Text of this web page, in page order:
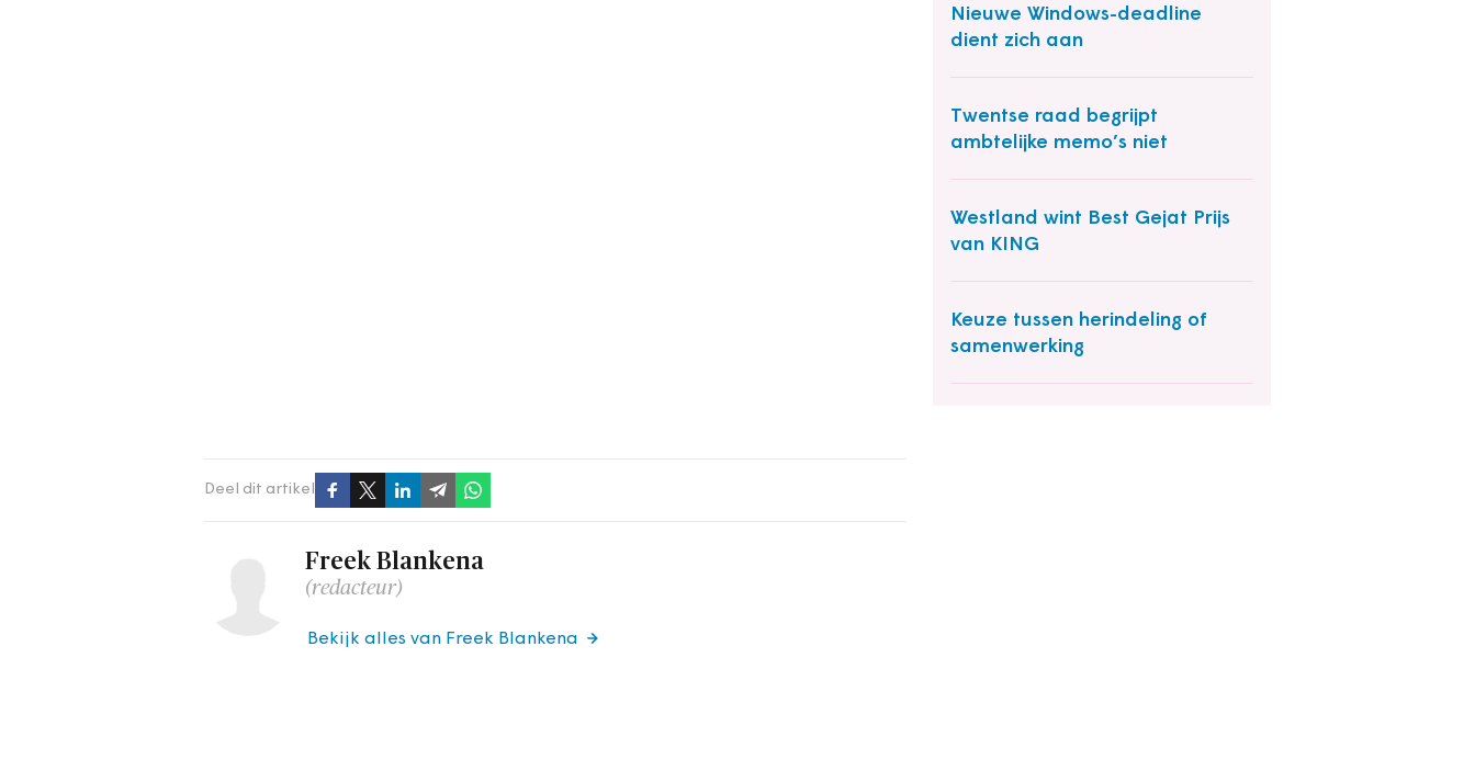
Nieuwe Windows-deadline
dient zich aan
Twentse raad begrijpt
ambtelijke memo’s niet
Westland wint Best Gejat Prijs
van KING
Keuze tussen herindeling of
samenwerking
Deel dit artikel
Freek Blankena
(redacteur)
Bekijk alles van Freek Blankena